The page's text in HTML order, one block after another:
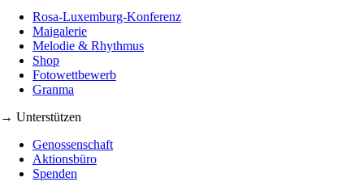
Rosa-Luxemburg-Konferenz
Maigalerie
Melodie & Rhythmus
Shop
Fotowettbewerb
Granma
→ Unterstützen
Genossenschaft
Aktionsbüro
Spenden